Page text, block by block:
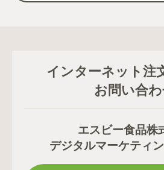
インターネット注
お問い合
エスビー食品株
デジタルマーケティ